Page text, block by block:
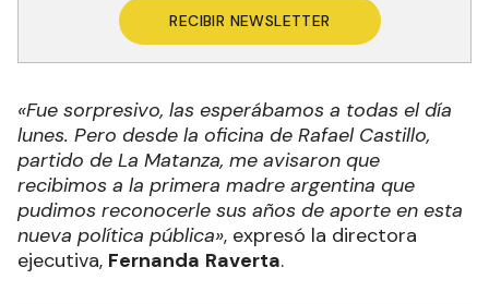
RECIBIR NEWSLETTER
«Fue sorpresivo, las esperábamos a todas el día
lunes. Pero desde la oficina de Rafael Castillo,
partido de La Matanza, me avisaron que
recibimos a la primera madre argentina que
pudimos reconocerle sus años de aporte en esta
nueva política pública», expresó la directora
ejecutiva, Fernanda Raverta.